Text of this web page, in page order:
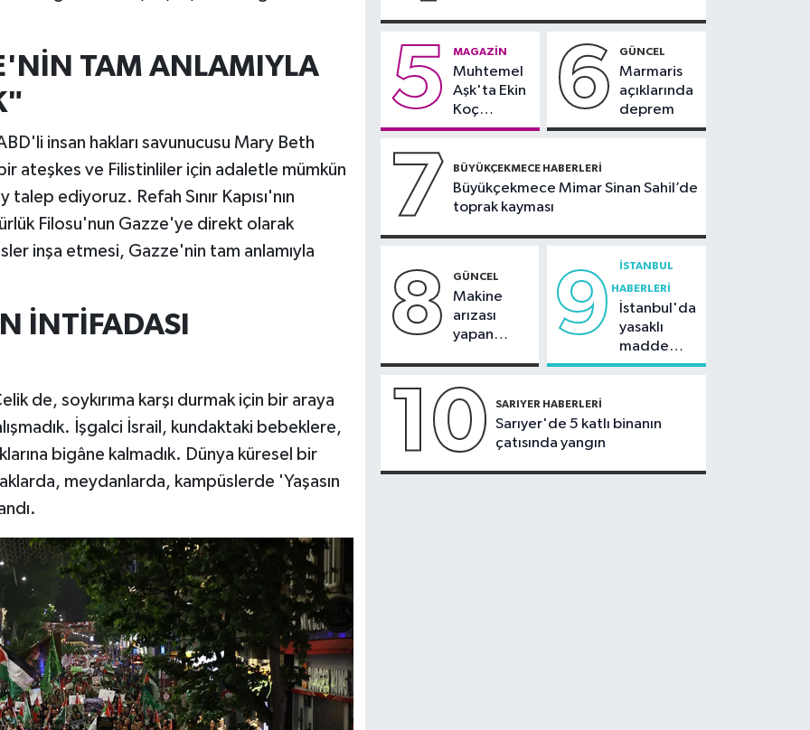
TAM ANLAMIYLA
insan hakları savunucusu Mary Beth
ateşkes ve Filistinliler için adaletle mümkün
ediyoruz. Refah Sınır Kapısı'nın
Filosu'nun Gazze'ye direkt olarak
inşa etmesi, Gazze'nin tam anlamıyla
İNTİFADASI
de, soykırıma karşı durmak için bir araya
İşgalci İsrail, kundaktaki bebeklere,
bigâne kalmadık. Dünya küresel bir
meydanlarda, kampüslerde 'Yaşasın
5 MAGAZIN
Muhtemel
Aşk'ta Ekin
Koç
damgası
6 GÜNCEL
Marmaris
açıklarında
deprem
7 BÜYÜKÇEKMECE HABERLERI
Büyükçekmece Mimar Sinan Sahil’de
toprak kayması
8 GÜNCEL
Makine
arızası
yapan
Demirleme
Sahası'na
alındı
9 İSTANBUL
HABERLERI
İstanbul'da
yasaklı
madde
operasyonu
10 SARIYER HABERLERI
Sarıyer'de 5 katlı binanın
çatısında yangın